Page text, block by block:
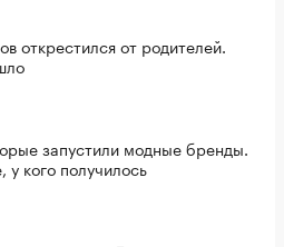
открестился от родителей.
запустили модные бренды.
у кого получилось